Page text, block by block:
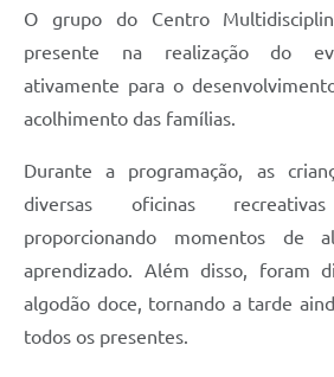
O grupo do Centro
presente na realização do
ativamente para o
acolhimento das famílias.
Durante a programação, as
diversas oficinas
proporcionando momentos de
aprendizado. Além disso, foram
algodão doce, tornando a tarde
todos os presentes.